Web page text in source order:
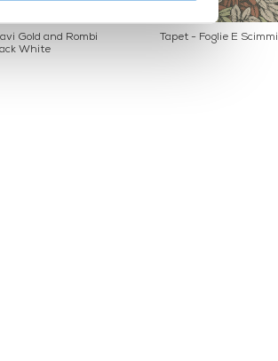
Gold and Rombi
White
Tapet - Foglie E Scimmi